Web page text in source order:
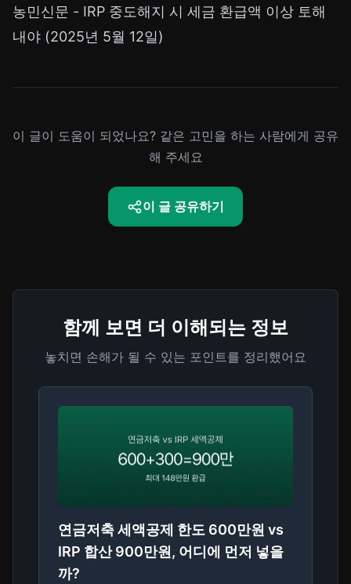
농민신문 - IRP 중도해지 시 세금 환급액 이상 토해
내야 (2025년 5월 12일)
이 글이 도움이 되었나요? 같은 고민을 하는 사람에게 공유
해 주세요
이 글 공유하기
함께 보면 더 이해되는 정보
놓치면 손해가 될 수 있는 포인트를 정리했어요
연금저축 세액공제 한도 600만원 vs
IRP 합산 900만원, 어디에 먼저 넣을
까?